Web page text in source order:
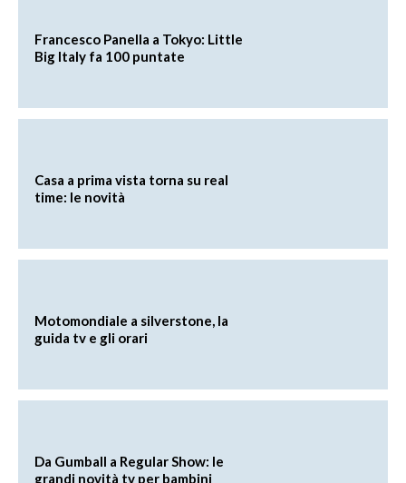
Francesco Panella a Tokyo: Little
Big Italy fa 100 puntate
Casa a prima vista torna su real
time: le novità
Motomondiale a silverstone, la
guida tv e gli orari
Da Gumball a Regular Show: le
grandi novità tv per bambini